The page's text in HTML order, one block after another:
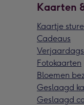
Kaarten
Kaartje
Cadeaus
Fotokaarten
Bloemen
Geslaagd
Geslaagd